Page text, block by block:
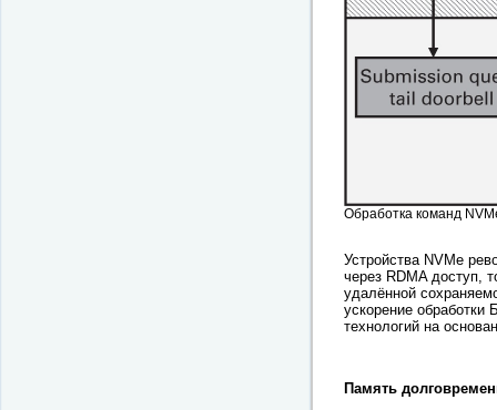
Обработка команд
Устройства NVMe
через RDMA доступ,
удалённой
ускорение
технологий на
Память